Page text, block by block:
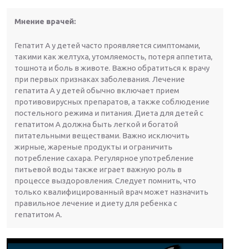
Мнение врачей:
Гепатит А у детей часто проявляется симптомами,
такими как желтуха, утомляемость, потеря аппетита,
тошнота и боль в животе. Важно обратиться к врачу
при первых признаках заболевания. Лечение
гепатита А у детей обычно включает прием
противовирусных препаратов, а также соблюдение
постельного режима и питания. Диета для детей с
гепатитом А должна быть легкой и богатой
питательными веществами. Важно исключить
жирные, жареные продукты и ограничить
потребление сахара. Регулярное употребление
питьевой воды также играет важную роль в
процессе выздоровления. Следует помнить, что
только квалифицированный врач может назначить
правильное лечение и диету для ребенка с
гепатитом А.